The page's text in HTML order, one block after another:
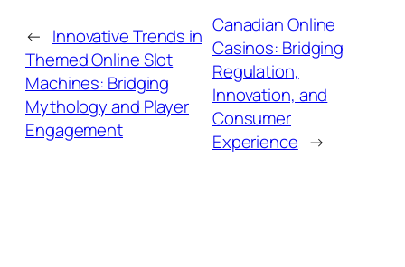
← Innovative Trends in
Themed Online Slot
Machines: Bridging
Mythology and Player
Engagement
Canadian Online
Casinos: Bridging
Regulation,
Innovation, and
Consumer
Experience →